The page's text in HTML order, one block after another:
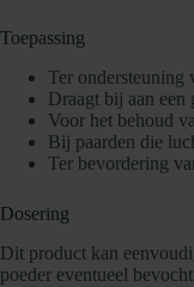
Toepassing
Ter ondersteuning
Draagt bij aan een
Voor het behoud
Bij paarden die
Ter bevordering
Dosering
Dit product kan
poeder eventueel